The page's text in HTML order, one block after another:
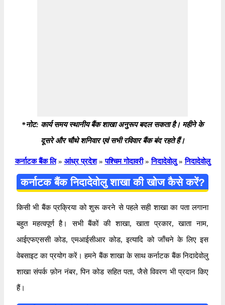
*नोट: कार्य समय स्थानीय बैंक शाखा अनुरूप बदल सकता है। महीने के
दूसरे और चौथे शनिवार एवं सभी रविवार बैंक बंद रहते हैं।
कर्नाटक बैंक लि » आंध्र प्रदेश » पश्चिम गोदावरी » निदादेवोलु » निदादेवोलु
कर्नाटक बैंक निदादेवोलु शाखा की खोज कैसे करें?
किसी भी बैंक प्रक्रिया को शुरू करने से पहले सही शाखा का पता लगाना
बहुत महत्वपूर्ण है। सभी बैंकों की शाखा, खाता प्रकार, खाता नाम,
आईएफएससी कोड, एमआईसीआर कोड, इत्यादि को जाँचने के लिए इस
वेबसाइट का प्रयोग करें। हमने बैंक शाखा के साथ कर्नाटक बैंक निदादेवोलु
शाखा संपर्क फ़ोन नंबर, पिन कोड सहित पता, जैसे विवरण भी प्रदान किए
हैं।